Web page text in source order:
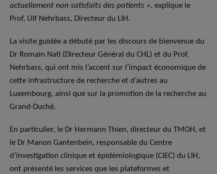
actuellement non satisfaits des patients », explique le
Prof. Ulf Nehrbass, Directeur du LIH.
La visite guidée a débuté par les discours de bienvenue du
Dr Romain Nati (Directeur Général du CHL) et du Prof.
Nehrbass, qui ont mis l’accent sur l’impact économique de
cette infrastructure de recherche et d’autres au
Luxembourg, ainsi que sur la promotion de la recherche au
Grand-Duché.
En particulier, le Dr Hermann Thien, directeur du TMOH, et
le Dr Manon Gantenbein, responsable du Centre
d’investigation clinique et épidémiologique (CIEC) du LIH,
ont présenté les services que les plateformes et